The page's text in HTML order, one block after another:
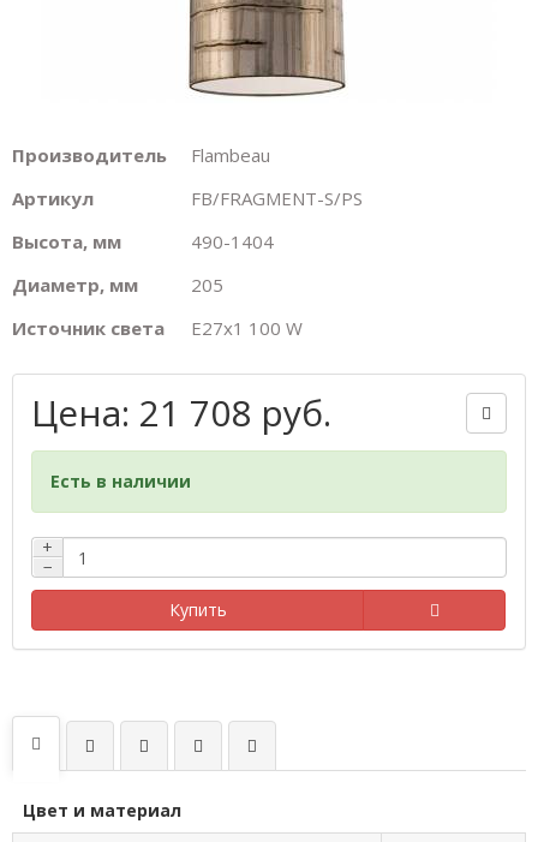
Производитель
Flambeau
Артикул
FB/FRAGMENT-S/PS
Высота, мм
490-1404
Диаметр, мм
205
Источник света
E27х1 100 W
Цена: 21 708 руб.
Есть в наличии
+
−
Купить
Цвет и материал